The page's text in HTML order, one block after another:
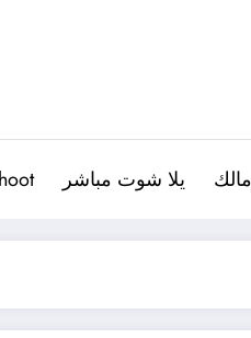
يلا شوت مباشر